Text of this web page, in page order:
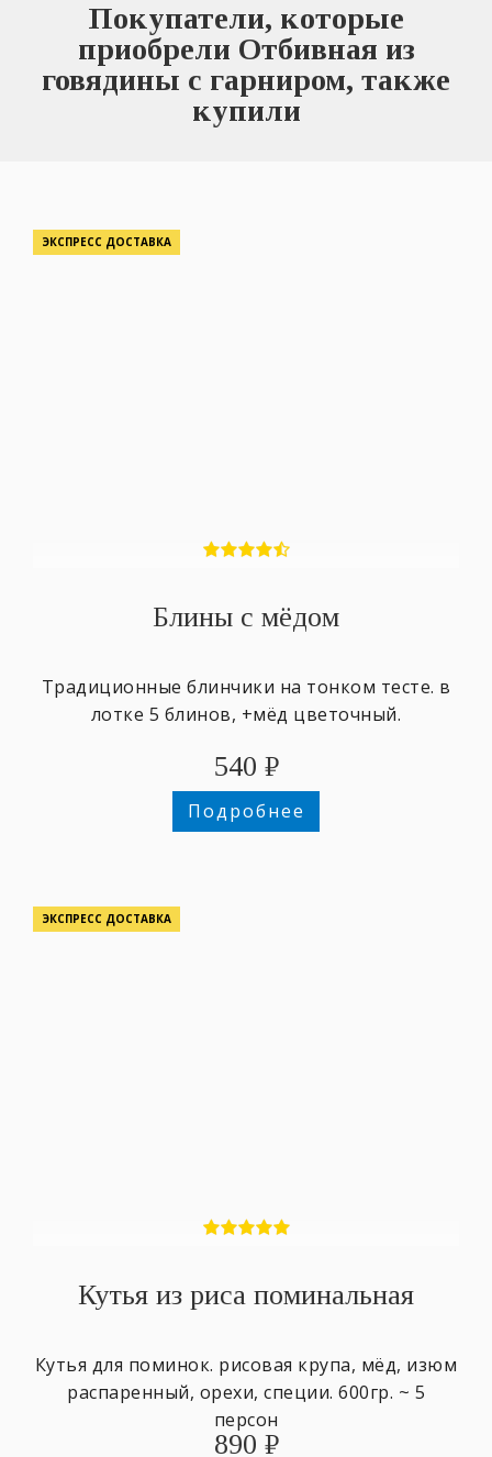
Покупатели, которые
приобрели Отбивная из
говядины с гарниром, также
купили
ЭКСПРЕСС ДОСТАВКА
Блины с мёдом
Традиционные блинчики на тонком тесте. в
лотке 5 блинов, +мёд цветочный.
540 ₽
Подробнее
ЭКСПРЕСС ДОСТАВКА
Кутья из риса поминальная
Кутья для поминок. рисовая крупа, мёд, изюм
распаренный, орехи, специи. 600гр. ~ 5
персон
890 ₽